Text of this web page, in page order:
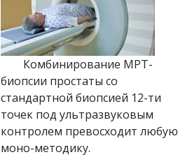
Комбинирование МРТ-
биопсии простаты со
стандартной биопсией 12-ти
точек под ультразвуковым
контролем превосходит любую
моно-методику.